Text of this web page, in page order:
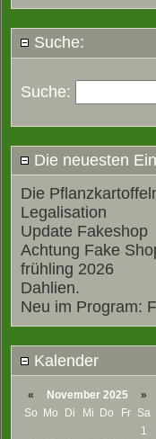
Suche:
Suche:
Die neuesten
Die
Legalisation
Update Fakeshop
Achtung Fake
frühling 2026
Dahlien.
Neu im Program:
Kalender
« November 2025
»
So Mo Di Mi Do Fr
Sa
1